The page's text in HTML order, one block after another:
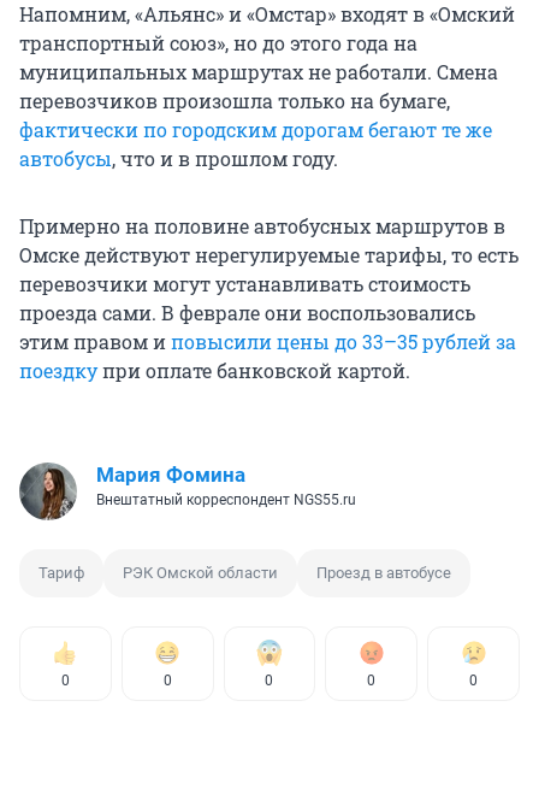
Напомним, «Альянс» и «Омстар» входят в «Омский
транспортный союз», но до этого года на
муниципальных маршрутах не работали. Смена
перевозчиков произошла только на бумаге,
фактически по городским дорогам бегают те же
автобусы, что и в прошлом году.
Примерно на половине автобусных маршрутов в
Омске действуют нерегулируемые тарифы, то есть
перевозчики могут устанавливать стоимость
проезда сами. В феврале они воспользовались
этим правом иповысили цены до 33–35 рублей за
поездкупри оплате банковской картой.
Мария Фомина
Внештатный корреспондент NGS55.ru
Тариф РЭК Омской области Проезд в автобусе
0 0 0 0 0